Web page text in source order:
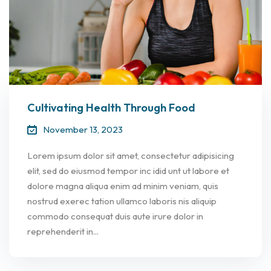
Cultivating Health Through Food
November 13, 2023
Lorem ipsum dolor sit amet, consectetur adipisicing
elit, sed do eiusmod tempor inc idid unt ut labore et
dolore magna aliqua enim ad minim veniam, quis
nostrud exerec tation ullamco laboris nis aliquip
commodo consequat duis aute irure dolor in
reprehenderit in...
Remember me Lost your password?